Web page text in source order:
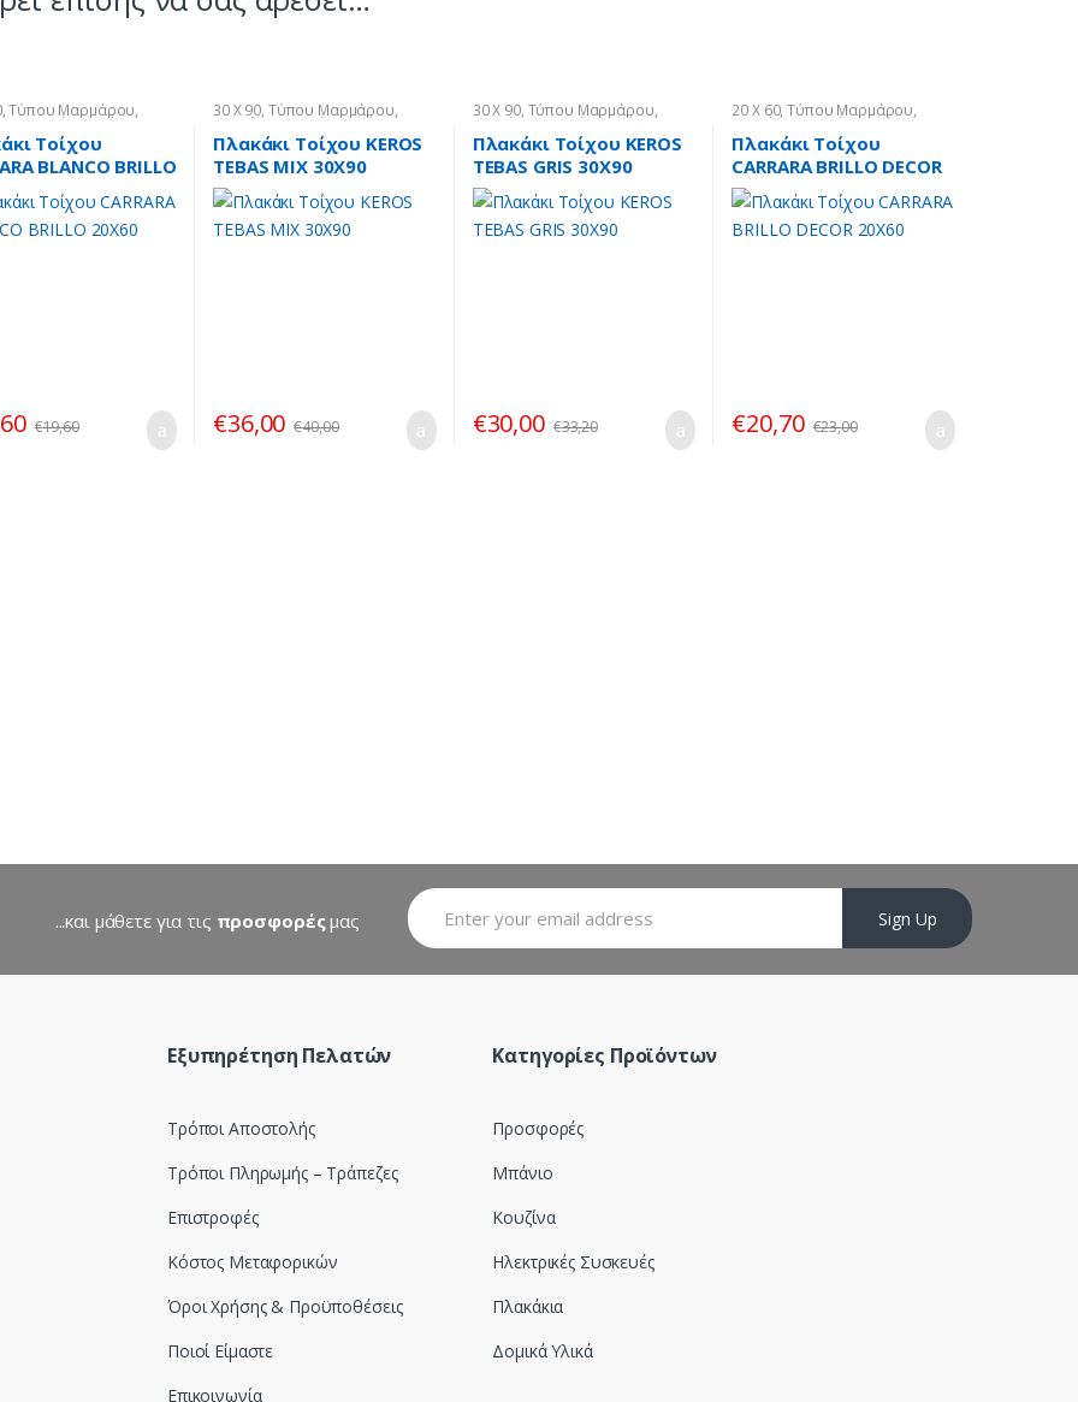
,Τύπου Μαρμάρου,
Πλακάκια Τοίχου
Τοίχου
BLANCO BRILLO
€19,60
30 X 90, Τύπου Μαρμάρου,
Πλακάκια Πλακάκια Τοίχου
Πλακάκι Τοίχου KEROS
TEBAS MIX 30X90
€36,00 €40,00
30 X 90, Τύπου Μαρμάρου,
Πλακάκια Πλακάκια Τοίχου
Πλακάκι Τοίχου KEROS
TEBAS GRIS 30X90
€30,00 €33,20
20 X 60,Τύπου Μαρμάρου,
Πλακάκια Πλακάκια Τοίχου
Πλακάκι Τοίχου
CARRARA BRILLO DECOR
20X60
€20,70 €23,00
...και μάθετε για τις προσφορέςμας Sign Up
Εξυπηρέτηση Πελατών
Τρόποι Αποστολής
Τρόποι Πληρωμής – Τράπεζες
Επιστροφές
Κόστος Μεταφορικών
Όροι Χρήσης & Προϋποθέσεις
Ποιοί Είμαστε
Επικοινωνία
Κατηγορίες Προϊόντων
Προσφορές
Μπάνιο
Κουζίνα
Ηλεκτρικές Συσκευές
Πλακάκια
Δομικά Υλικά